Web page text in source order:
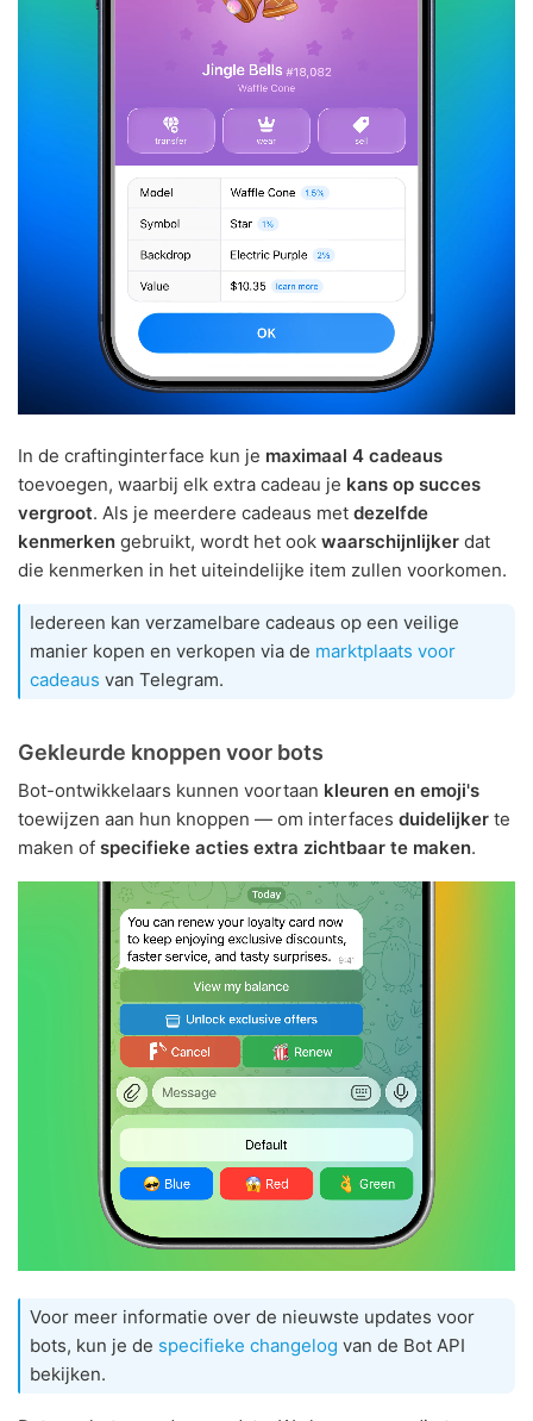
In de craftinginterface kun je maximaal 4 cadeaus
toevoegen, waarbij elk extra cadeau je kans op succes
vergroot. Als je meerdere cadeaus met dezelfde
kenmerken gebruikt, wordt het ook waarschijnlijker dat
die kenmerken in het uiteindelijke item zullen voorkomen.
Iedereen kan verzamelbare cadeaus op een veilige
manier kopen en verkopen via de marktplaats voor
cadeaus van Telegram.
Gekleurde knoppen voor bots
Bot-ontwikkelaars kunnen voortaan kleuren en emoji's
toewijzen aan hun knoppen — om interfaces duidelijker te
maken of specifieke acties extra zichtbaar te maken.
Voor meer informatie over de nieuwste updates voor
bots, kun je de specifieke changelog van de Bot API
bekijken.